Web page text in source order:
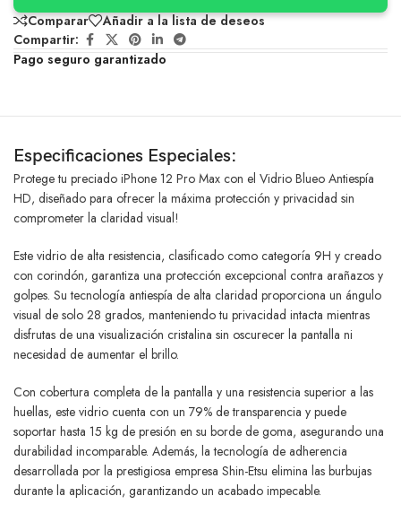
Comparar
Añadir a la lista de deseos
Compartir:
Pago seguro garantizado
Especificaciones Especiales:
Protege tu preciado iPhone 12 Pro Max con el Vidrio Blueo Antiespía
HD, diseñado para ofrecer la máxima protección y privacidad sin
comprometer la claridad visual!
Este vidrio de alta resistencia, clasificado como categoría 9H y creado
con corindón, garantiza una protección excepcional contra arañazos y
golpes. Su tecnología antiespía de alta claridad proporciona un ángulo
visual de solo 28 grados, manteniendo tu privacidad intacta mientras
disfrutas de una visualización cristalina sin oscurecer la pantalla ni
necesidad de aumentar el brillo.
Con cobertura completa de la pantalla y una resistencia superior a las
huellas, este vidrio cuenta con un 79% de transparencia y puede
soportar hasta 15 kg de presión en su borde de goma, asegurando una
durabilidad incomparable. Además, la tecnología de adherencia
desarrollada por la prestigiosa empresa Shin-Etsu elimina las burbujas
durante la aplicación, garantizando un acabado impecable.